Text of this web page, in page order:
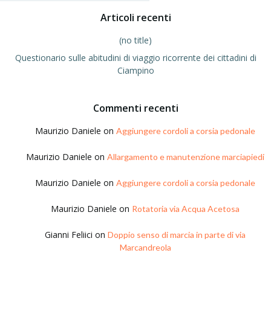
Articoli recenti
(no title)
Questionario sulle abitudini di viaggio ricorrente dei cittadini di
Ciampino
Commenti recenti
Maurizio Daniele on Aggiungere cordoli a corsia pedonale
Maurizio Daniele on Allargamento e manutenzione marciapiedi
Maurizio Daniele on Aggiungere cordoli a corsia pedonale
Maurizio Daniele on Rotatoria via Acqua Acetosa
Gianni Feliici on Doppio senso di marcia in parte di via
Marcandreola